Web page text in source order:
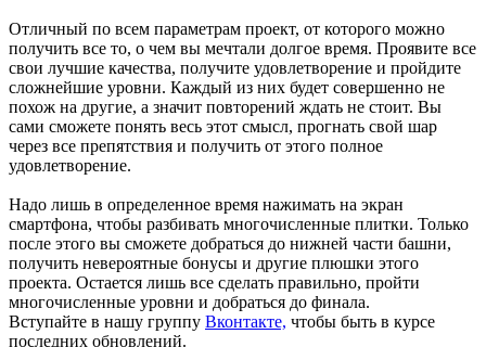
Отличный по всем параметрам проект, от которого можно
получить все то, о чем вы мечтали долгое время. Проявите все
свои лучшие качества, получите удовлетворение и пройдите
сложнейшие уровни. Каждый из них будет совершенно не
похож на другие, а значит повторений ждать не стоит. Вы
сами сможете понять весь этот смысл, прогнать свой шар
через все препятствия и получить от этого полное
удовлетворение.
Надо лишь в определенное время нажимать на экран
смартфона, чтобы разбивать многочисленные плитки. Только
после этого вы сможете добраться до нижней части башни,
получить невероятные бонусы и другие плюшки этого
проекта. Остается лишь все сделать правильно, пройти
многочисленные уровни и добраться до финала.
Вступайте в нашу группу Вконтакте, чтобы быть в курсе
последних обновлений.